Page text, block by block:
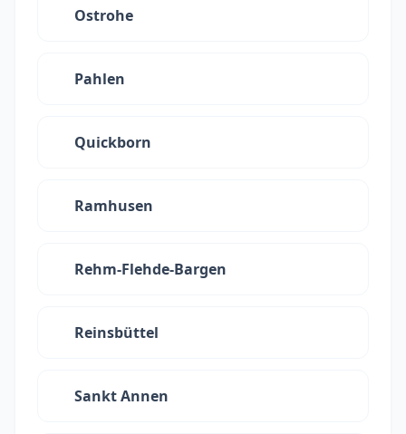
Ostrohe
Pahlen
Quickborn
Ramhusen
Rehm-Flehde-Bargen
Reinsbüttel
Sankt Annen